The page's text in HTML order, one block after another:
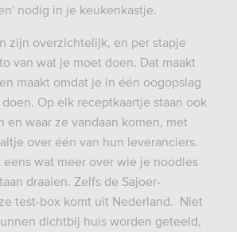
nodig in je keukenkastje.
zijn overzichtelijk, en per stapje
van wat je moet doen. Dat maakt
maakt omdat je in één oogopslag
Op elk receptkaartje staan ook
en waar ze vandaan komen, met
over één van hun leveranciers.
eens wat meer over wie je noodles
draaien. Zelfs de Sajoer-
test-box komt uit Nederland. Niet
dichtbij huis worden geteeld,